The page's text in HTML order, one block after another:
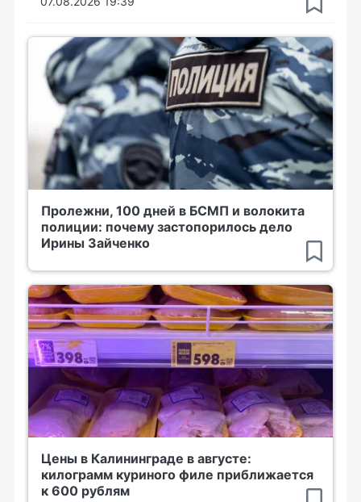
Пролежни, 100 дней в БСМП и волокита
полиции: почему застопорилось дело
Ирины Зайченко
Цены в Калининграде в августе:
килограмм куриного филе приближается
к 600 рублям